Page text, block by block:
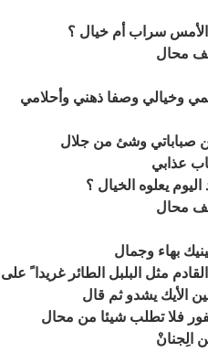
محال
وخيالي وصفا ذهني وأحلامي
صباباتي وشئ من جلال
عذابي
محال
بهاء وجمال
مثل البلبل الطائر غريدا
فلا تطلب شيئا من محال
الِجنانْ